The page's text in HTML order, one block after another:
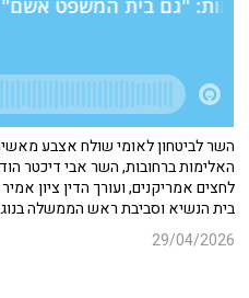
השר לביטחון לאומי שולח אצבע
האלימות ברחובות, השר אבי דיכטר
לחצים אמריקנים, ועורך הדין ציון
בית הנשיא וסביבת ראש הממשלה
29/04/2026